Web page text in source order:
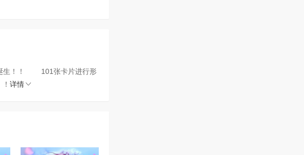
！！ 101张卡片进行形
详情